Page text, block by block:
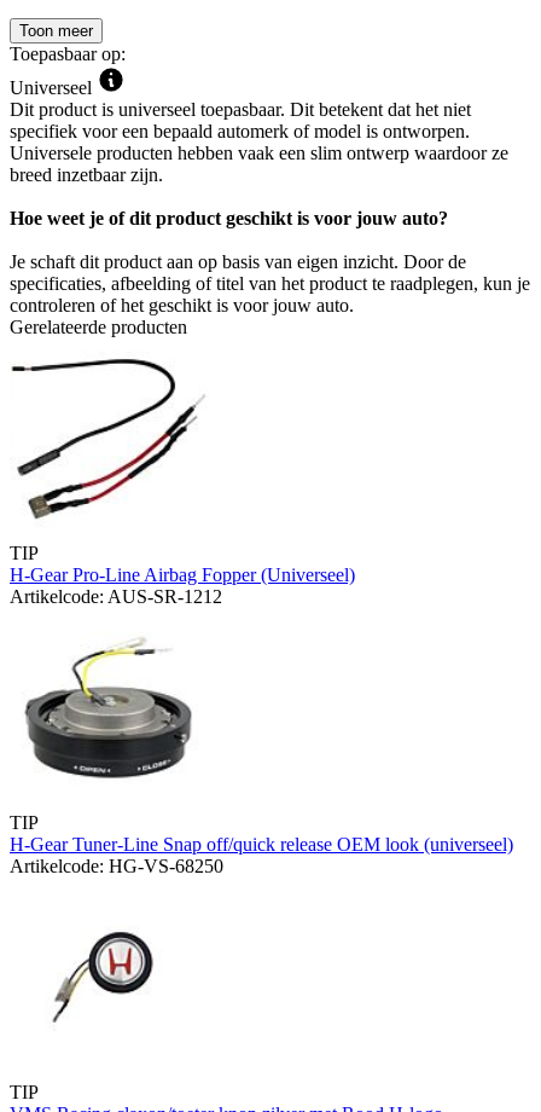
Toon meer
Toepasbaar op:
Universeel
Dit product is universeel toepasbaar. Dit betekent dat het niet
specifiek voor een bepaald automerk of model is ontworpen.
Universele producten hebben vaak een slim ontwerp waardoor ze
breed inzetbaar zijn.
Hoe weet je of dit product geschikt is voor jouw auto?
Je schaft dit product aan op basis van eigen inzicht. Door de
specificaties, afbeelding of titel van het product te raadplegen, kun je
controleren of het geschikt is voor jouw auto.
Gerelateerde producten
TIP
H-Gear Pro-Line Airbag Fopper (Universeel)
Artikelcode: AUS-SR-1212
TIP
H-Gear Tuner-Line Snap off/quick release OEM look (universeel)
Artikelcode: HG-VS-68250
TIP